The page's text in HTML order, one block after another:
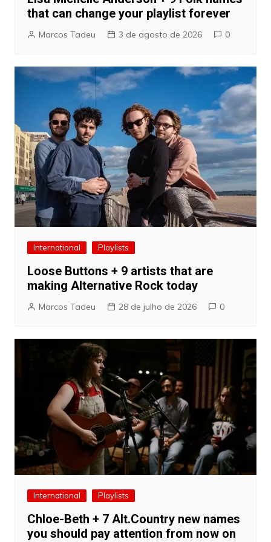
that can change your playlist forever
Marcos Tadeu 3 de agosto de 2026 0
International Playlists
Loose Buttons + 9 artists that are
making Alternative Rock today
Marcos Tadeu 28 de julho de 2026 0
International Playlists
Chloe-Beth + 7 Alt.Country new names
you should pay attention from now on